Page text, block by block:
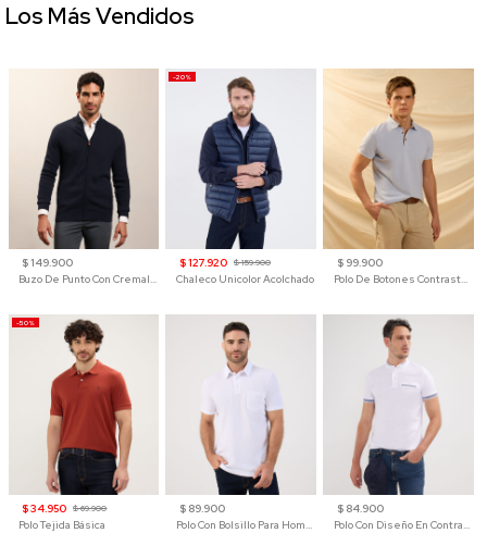
$ 149.900
-20%
$ 127.920 $ 159.900
Chaleco Unicolor Acolchado
$ 99.900
Polo De Botones Contraste Para Hombre
-50%
$ 34.950 $ 69.900
Polo Tejida Básica
$ 89.900
Polo Con Bolsillo Para Hombre
$ 84.900
Polo Con Diseño En Contraste
Los Más Vendidos